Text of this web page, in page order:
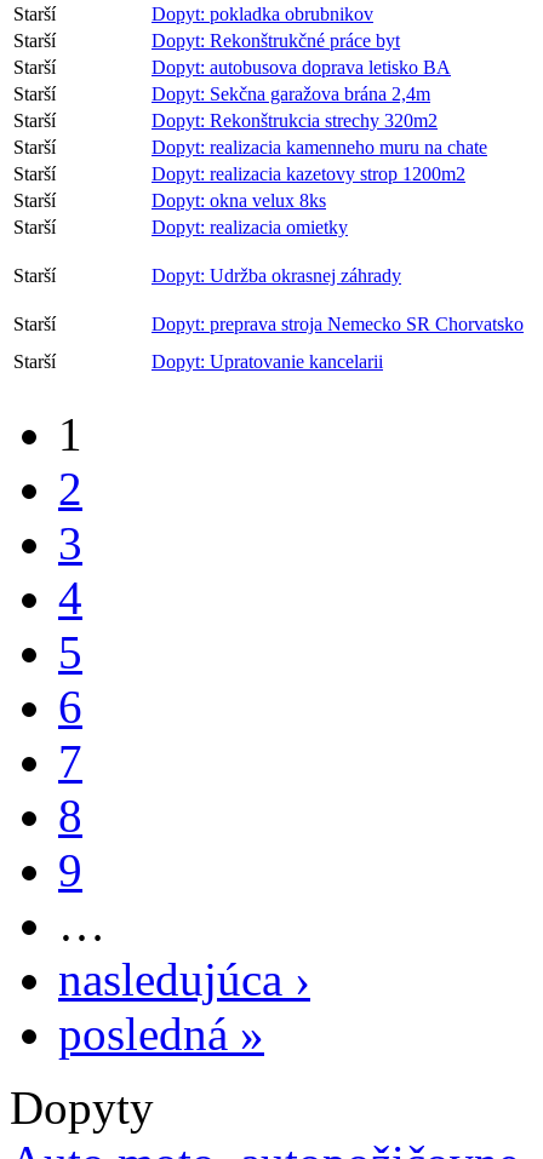
Starší
Dopyt: pokladka obrubnikov
Starší
Dopyt: Rekonštrukčné práce byt
Starší
Dopyt: autobusova doprava letisko BA
Starší
Dopyt: Sekčna garažova brána 2,4m
Starší
Dopyt: Rekonštrukcia strechy 320m2
Starší
Dopyt: realizacia kamenneho muru na chate
Starší
Dopyt: realizacia kazetovy strop 1200m2
Starší
Dopyt: okna velux 8ks
Starší
Dopyt: realizacia omietky
Starší Dopyt: Udržba okrasnej záhrady
Starší
Dopyt: preprava stroja Nemecko SR Chorvatsko
Starší
Dopyt: Upratovanie kancelarii
1
2
3
4
5
6
7
8
9
…
nasledujúca ›
posledná »
Dopyty